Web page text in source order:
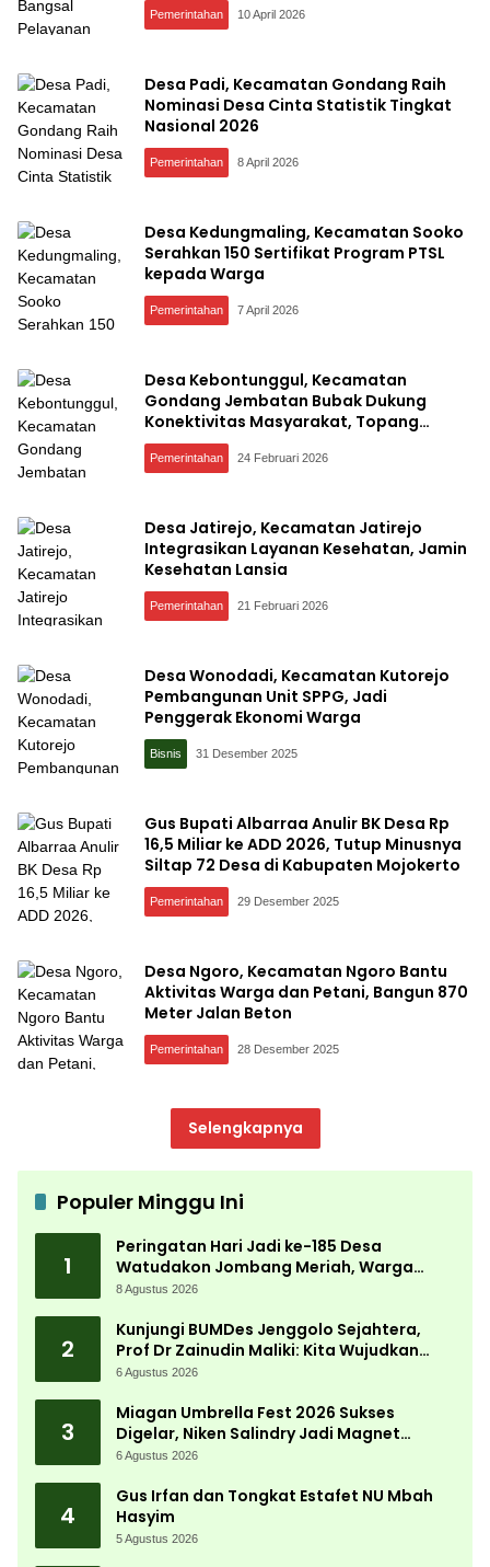
Pemerintahan 10 April 2026
Desa Padi, Kecamatan Gondang Raih
Nominasi Desa Cinta Statistik Tingkat
Nasional 2026
Pemerintahan 8 April 2026
Desa Kedungmaling, Kecamatan Sooko
Serahkan 150 Sertifikat Program PTSL
kepada Warga
Pemerintahan 7 April 2026
Desa Kebontunggul, Kecamatan
Gondang Jembatan Bubak Dukung
Konektivitas Masyarakat, Topang
Perekonomian Desa
Pemerintahan 24 Februari 2026
Desa Jatirejo, Kecamatan Jatirejo
Integrasikan Layanan Kesehatan, Jamin
Kesehatan Lansia
Pemerintahan 21 Februari 2026
Desa Wonodadi, Kecamatan Kutorejo
Pembangunan Unit SPPG, Jadi
Penggerak Ekonomi Warga
Bisnis 31 Desember 2025
Gus Bupati Albarraa Anulir BK Desa Rp
16,5 Miliar ke ADD 2026, Tutup Minusnya
Siltap 72 Desa di Kabupaten Mojokerto
Pemerintahan 29 Desember 2025
Desa Ngoro, Kecamatan Ngoro Bantu
Aktivitas Warga dan Petani, Bangun 870
Meter Jalan Beton
Pemerintahan 28 Desember 2025
Selengkapnya
Populer Minggu Ini
1
Peringatan Hari Jadi ke-185 Desa
Watudakon Jombang Meriah, Warga
Tumpek Blek Padati Karnaval Budaya
8 Agustus 2026
2
Kunjungi BUMDes Jenggolo Sejahtera,
Prof Dr Zainudin Maliki: Kita Wujudkan
Kemandirian Ekonomi dengan Potensi
6 Agustus 2026
3
Miagan Umbrella Fest 2026 Sukses
Digelar, Niken Salindry Jadi Magnet
Ribuan Pengunjung
6 Agustus 2026
4
Gus Irfan dan Tongkat Estafet NU Mbah
Hasyim
5 Agustus 2026